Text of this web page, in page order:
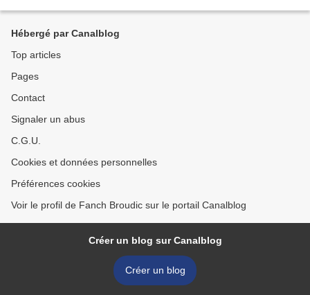
Hébergé par Canalblog
Top articles
Pages
Contact
Signaler un abus
C.G.U.
Cookies et données personnelles
Préférences cookies
Voir le profil de Fanch Broudic sur le portail Canalblog
Créer un blog sur Canalblog
Créer un blog